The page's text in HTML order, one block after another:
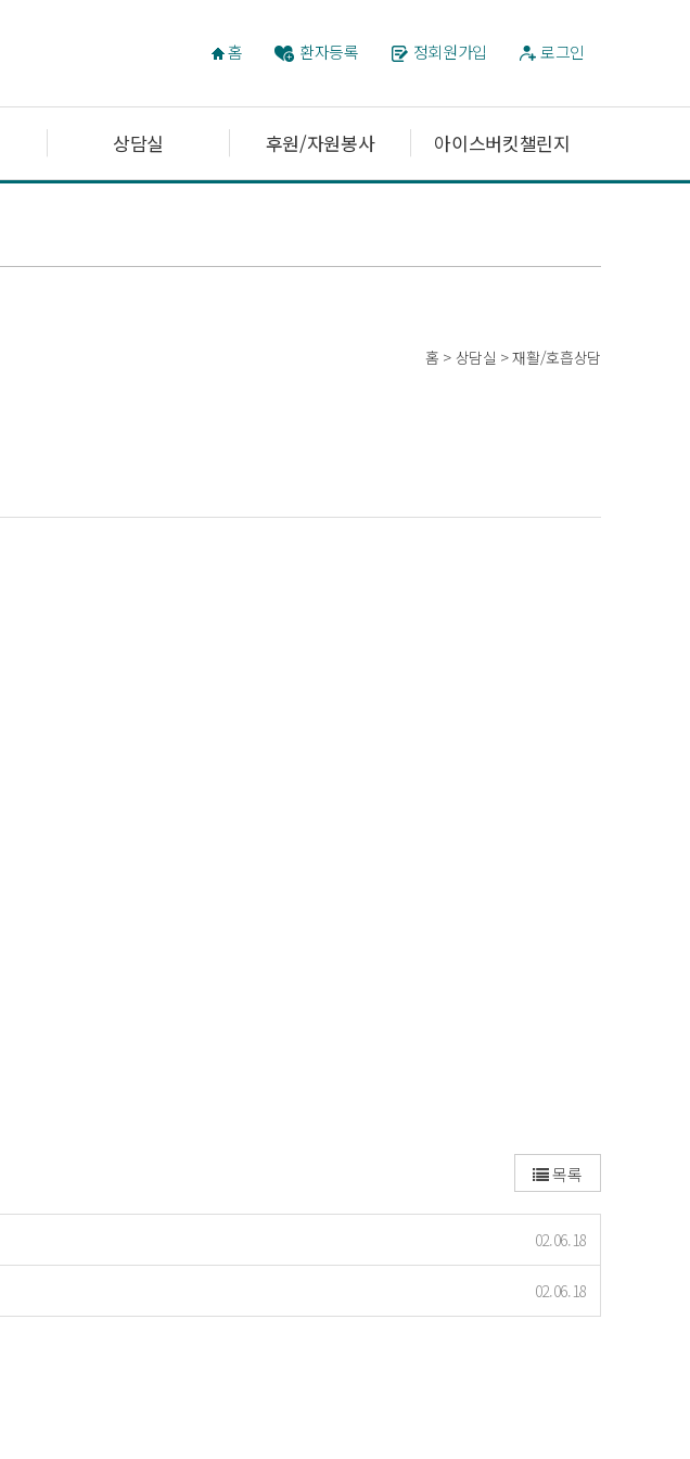
홈 환자등록 정회원가입 로그인
상담실 후원/자원봉사 아이스버킷챌린지
홈 > 상담실 > 재활/호흡상담
목록
02.06.18
02.06.18